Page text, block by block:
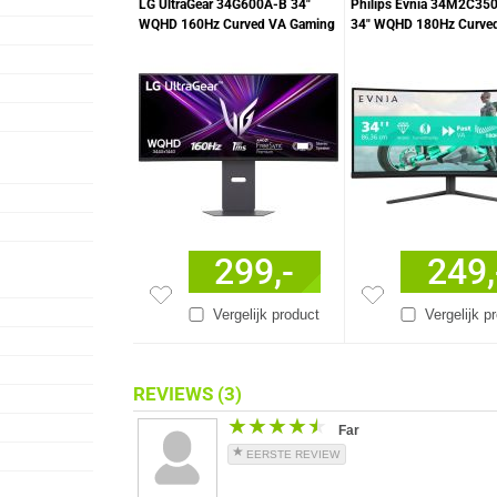
LG UltraGear 34G600A-B 34"
WQHD 160Hz Curved VA Gaming
Vergelijk product
299,-
Philips Evnia
34" WQHD 180Hz
Vergelijk
REVIEWS(3)
★★★★★
★★★★★ Far
EERSTE REVIEW